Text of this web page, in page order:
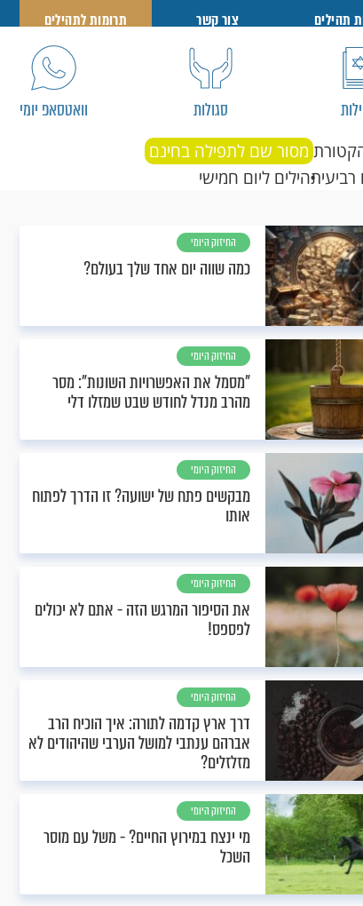
תהילים צור קשר תרומות לתהילים
סגולות וואטסאפ יומי
מסור שם לתפילה בחינם
רביעיתהילים ליום חמישי
החיזוק היומי
כמה שווה יום אחד שלך בעולם?
החיזוק היומי
"מסמל את האפשרויות השונות": מסר
מהרב מנדל לחודש שבט שמזלו דלי
החיזוק היומי
מבקשים פתח של ישועה? זו הדרך לפתוח
אותו
החיזוק היומי
את הסיפור המרגש הזה - אתם לא יכולים
לפספס!
החיזוק היומי
דרך ארץ קדמה לתורה: איך הוכיח הרב
אברהם ענתבי למושל הערבי שהיהודים לא
מזלזלים?
החיזוק היומי
מי ינצח במירוץ החיים? - משל עם מוסר
השכל